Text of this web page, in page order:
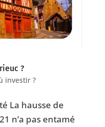
?
investir ?
La hausse de
n’a pas entamé